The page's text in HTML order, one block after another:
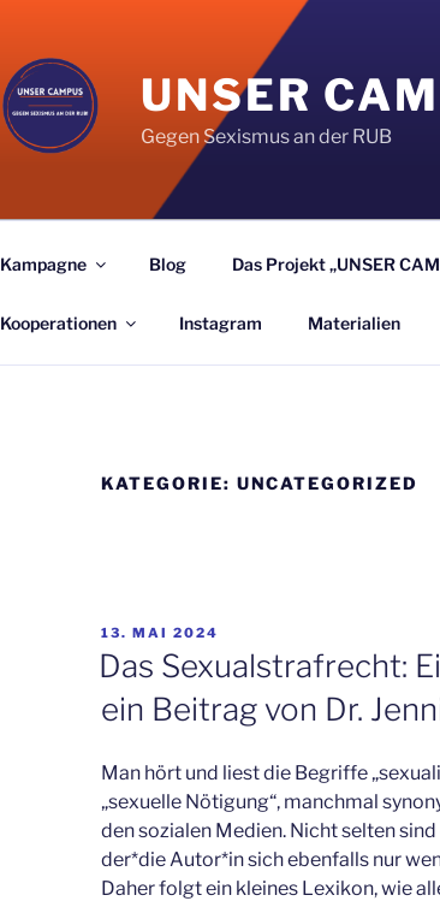
UNSER
Gegen Sexismus an der RUB
Kampagne Blog Das Projekt „UNSER
Kooperationen Instagram Materialien
KATEGORIE: UNCATEGORIZED
VERÖFFENTLICHT
AM
13. MAI 2024
Das Sexualstrafrecht:
ein Beitrag von Dr.
Man hört und liest die Begriffe
„sexuelle Nötigung“, manchmal
den sozialen Medien. Nicht selten
der*die Autor*in sich ebenfalls nur
Daher folgt ein kleines Lexikon, wie